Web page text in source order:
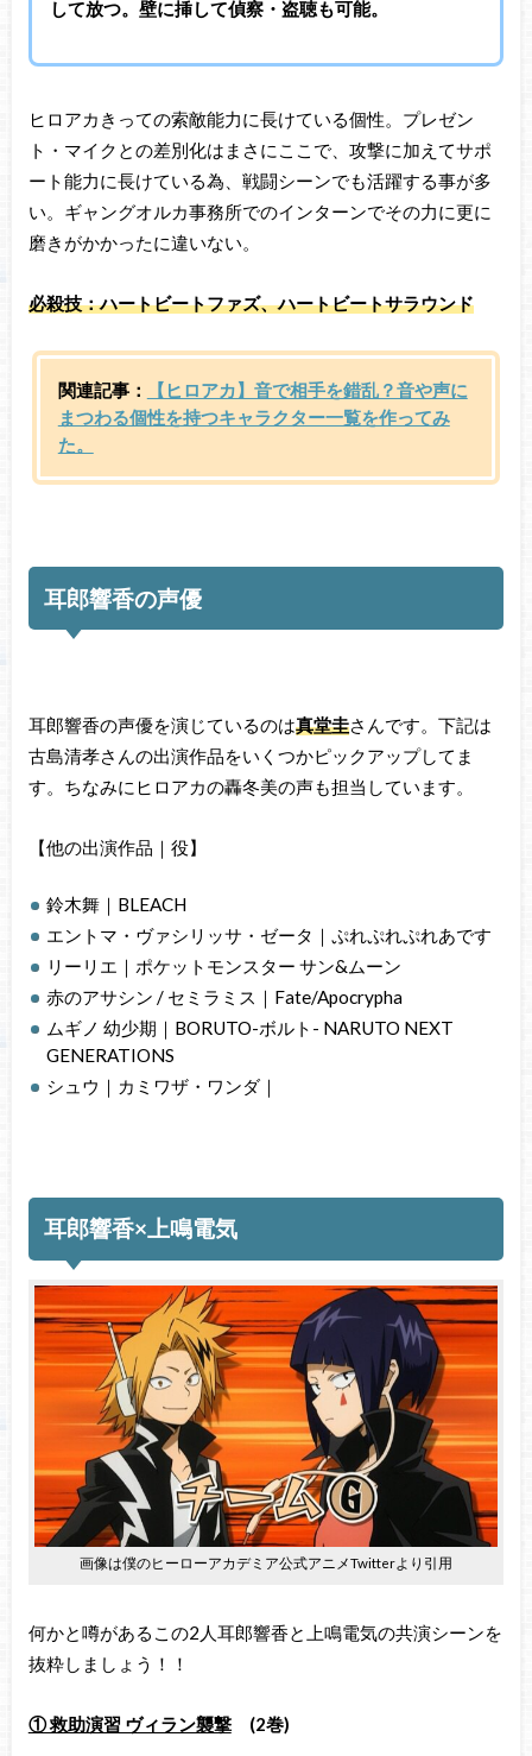
して放つ。壁に挿して偵察・盗聴も可能。
ヒロアカきっての索敵能力に長けている個性。プレゼン
ト・マイクとの差別化はまさにここで、攻撃に加えてサポ
ート能力に長けている為、戦闘シーンでも活躍する事が多
い。ギャングオルカ事務所でのインターンでその力に更に
磨きがかかったに違いない。
必殺技：ハートビートファズ、ハートビートサラウンド
関連記事：
【ヒロアカ】音で相手を錯乱？音や声に
まつわる個性を持つキャラクター一覧を作ってみ
た。
耳郎響香の声優
耳郎響香の声優を演じているのは真堂圭さんです。下記は
古島清孝さんの出演作品をいくつかピックアップしてま
す。ちなみにヒロアカの轟冬美の声も担当しています。
【他の出演作品｜役】
鈴木舞｜BLEACH
エントマ・ヴァシリッサ・ゼータ｜ぷれぷれぷれあです
リーリエ｜ポケットモンスター サン&ムーン
赤のアサシン / セミラミス｜Fate/Apocrypha
ムギノ 幼少期｜BORUTO-ボルト- NARUTO NEXT
GENERATIONS
シュウ｜カミワザ・ワンダ｜
耳郎響香×上鳴電気
画像は僕のヒーローアカデミア公式アニメTwitterより引用
何かと噂があるこの2人耳郎響香と上鳴電気の共演シーンを
抜粋しましょう！！
① 救助演習 ヴィラン襲撃 (2巻)